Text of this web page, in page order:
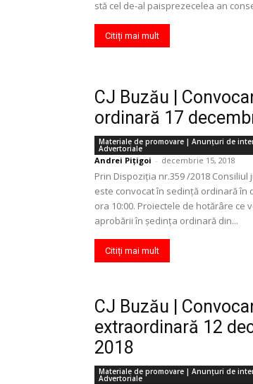
stă cel de-al paisprezecelea an
Citiți mai mult
CJ Buzău |
ordinară 17
Materiale de promovare | Anunţuri de
Advertoriale
Andrei Pițigoi - decembrie 15, 2018
Prin Dispoziția nr.359 /2018
este convocat în sedință ordinară în
ora 10:00. Proiectele de hotărâre ce
aprobării în ședința ordinară din...
Citiți mai mult
CJ Buzău |
extraordinară 12
2018
Materiale de promovare | Anunţuri de
Advertoriale